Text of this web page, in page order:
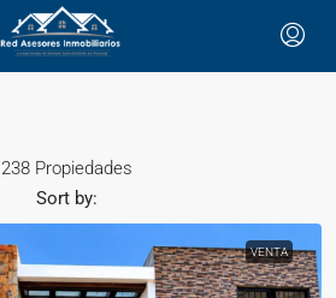
238 Propiedades
Sort by:
VENTA